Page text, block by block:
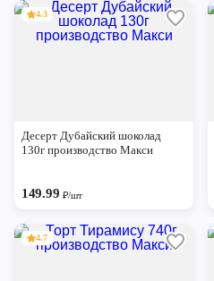
4.3
Десерт Дубайский шоколад
130г производство Макси
149.99 ₽/шт
4.7